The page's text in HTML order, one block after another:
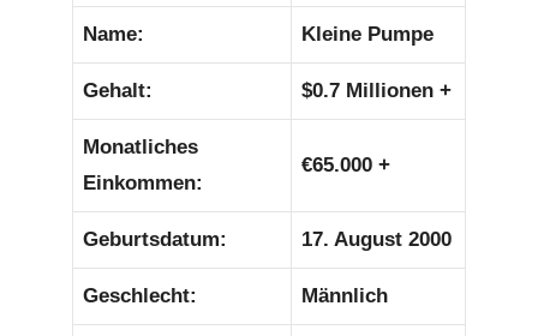
Name: Kleine Pumpe
Gehalt: $0.7 Millionen +
Monatliches
Einkommen:
€65.000 +
Geburtsdatum: 17. August 2000
Geschlecht: Männlich